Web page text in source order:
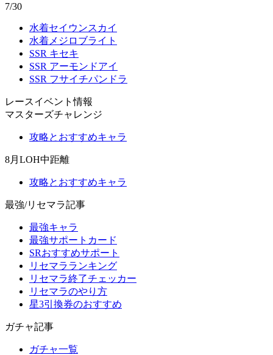
7/30
水着セイウンスカイ
水着メジロブライト
SSR キセキ
SSR アーモンドアイ
SSR フサイチパンドラ
レースイベント情報
マスターズチャレンジ
攻略とおすすめキャラ
8月LOH中距離
攻略とおすすめキャラ
最強/リセマラ記事
最強キャラ
最強サポートカード
SRおすすめサポート
リセマラランキング
リセマラ終了チェッカー
リセマラのやり方
星3引換券のおすすめ
ガチャ記事
ガチャ一覧